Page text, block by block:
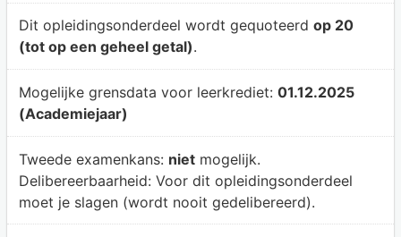
Dit opleidingsonderdeel wordt gequoteerd op 20
(tot op een geheel getal).
Mogelijke grensdata voor leerkrediet: 01.12.2025
(Academiejaar)
Tweede examenkans: nietmogelijk.
Delibereerbaarheid: Voor dit opleidingsonderdeel
moet je slagen (wordt nooit gedelibereerd).